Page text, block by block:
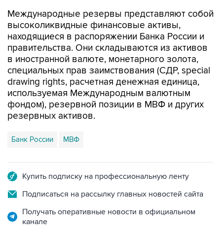
Международные резервы представляют собой
высоколиквидные финансовые активы,
находящиеся в распоряжении Банка России и
правительства. Они складываются из активов
в иностранной валюте, монетарного золота,
специальных прав заимствования (СДР, special
drawing rights, расчетная денежная единица,
используемая Международным валютным
фондом), резервной позиции в МВФ и других
резервных активов.
Банк России МВФ
Купить подписку на профессиональную ленту
Подписаться на рассылку главных новостей сайта
Получать оперативные новости в официальном
канале